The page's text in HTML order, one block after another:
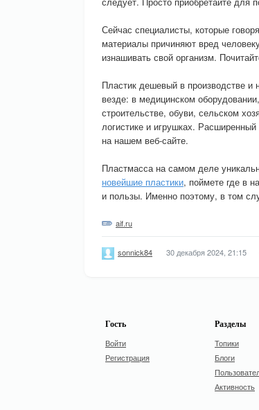
Сейчас специалисты, которые
материалы причиняют вред
изнашивать свой организм.
Пластик дешевый в производстве и
везде: в медицинском
строительстве, обуви, сельском
логистике и игрушках.
на нашем веб-сайте.
Пластмасса на самом деле
новейшие пластики, поймете где в
и пользы. Именно поэтому, в том
aif.ru
sonnick84 30 декабря 2024, 21:15
Гость
Войти
Регистрация
Разделы
Топики
Блоги
Активность